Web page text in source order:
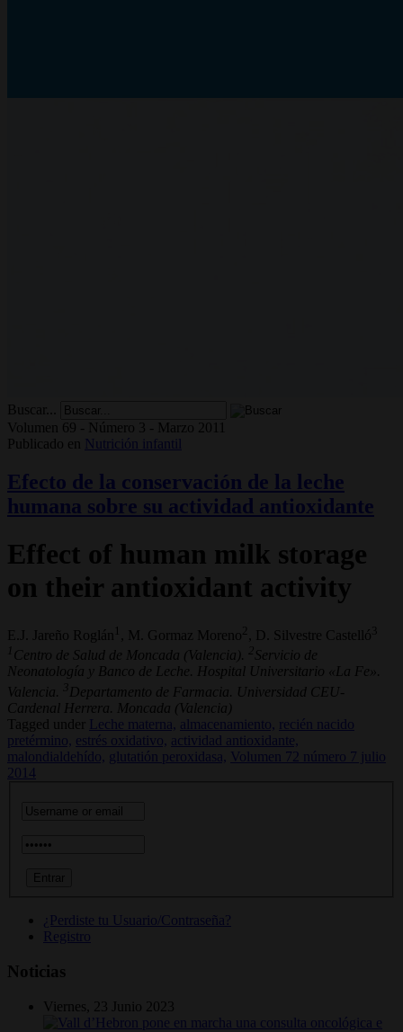
Buscar...
Volumen 69 - Número 3 - Marzo 2011
Publicado en
Nutrición infantil
Efecto de la conservación de la leche
humana sobre su actividad antioxidante
Effect of human milk storage
on their antioxidant activity
E.J. Jareño Roglán 1 , M. Gormaz Moreno , D. Silvestre Castelló 3
1 Centro de Salud de Moncada (Valencia). 2 Servicio de
Neonatología y Banco de Leche. Hospital Universitario «La Fe».
Valencia.
3 Departamento de Farmacia. Universidad CEU-
Cardenal Herrera. Moncada (Valencia)
Tagged under
Leche materna, almacenamiento,
recién nacido
pretérmino, estrés oxidativo, actividad antioxidante,
malondialdehído, glutatión peroxidasa,
Volumen 72 número 7 julio
2014
¿Perdiste tu Usuario/Contraseña?
Registro
Noticias
Viernes, 23 Junio 2023